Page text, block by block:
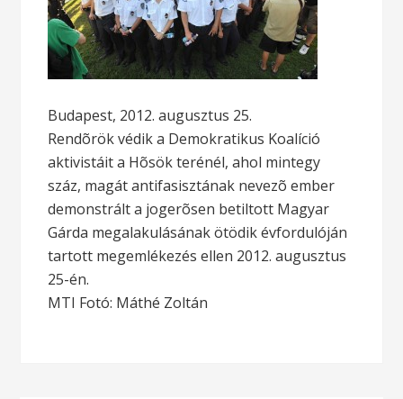
Budapest, 2012. augusztus 25.
Rendõrök védik a Demokratikus Koalíció
aktivistáit a Hõsök terénél, ahol mintegy
száz, magát antifasisztának nevezõ ember
demonstrált a jogerõsen betiltott Magyar
Gárda megalakulásának ötödik évfordulóján
tartott megemlékezés ellen 2012. augusztus
25-én.
MTI Fotó: Máthé Zoltán